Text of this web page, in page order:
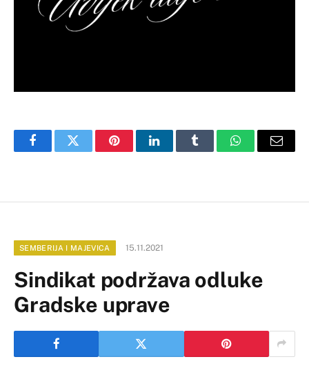
FacebookTwitter PinterestLinkedInTumblr WhatsAppEmail
SEMBERIJA I MAJEVICA 15.11.2021
Sindikat podržava odluke
Gradske uprave